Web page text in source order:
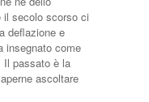
il secolo scorso ci
deflazione e
insegnato come
Il passato è la
ascoltare